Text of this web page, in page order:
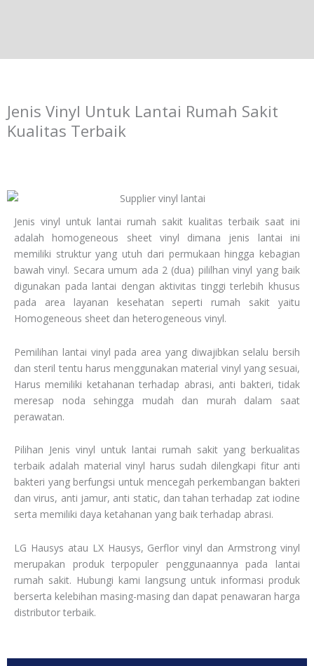
Jenis Vinyl Untuk Lantai Rumah Sakit
Kualitas Terbaik
Jenis vinyl untuk lantai rumah sakit kualitas terbaik saat ini
adalah homogeneous sheet vinyl dimana jenis lantai ini
memiliki struktur yang utuh dari permukaan hingga kebagian
bawah vinyl. Secara umum ada 2 (dua) pililhan vinyl yang baik
digunakan pada lantai dengan aktivitas tinggi terlebih khusus
pada area layanan kesehatan seperti rumah sakit yaitu
Homogeneous sheet dan heterogeneous vinyl.
Pemilihan lantai vinyl pada area yang diwajibkan selalu bersih
dan steril tentu harus menggunakan material vinyl yang sesuai,
Harus memiliki ketahanan terhadap abrasi, anti bakteri, tidak
meresap noda sehingga mudah dan murah dalam saat
perawatan.
Pilihan Jenis vinyl untuk lantai rumah sakit yang berkualitas
terbaik adalah material vinyl harus sudah dilengkapi fitur anti
bakteri yang berfungsi untuk mencegah perkembangan bakteri
dan virus, anti jamur, anti static, dan tahan terhadap zat iodine
serta memiliki daya ketahanan yang baik terhadap abrasi.
LG Hausys atau LX Hausys, Gerflor vinyl dan Armstrong vinyl
merupakan produk terpopuler penggunaannya pada lantai
rumah sakit. Hubungi kami langsung untuk informasi produk
berserta kelebihan masing-masing dan dapat penawaran harga
distributor terbaik.